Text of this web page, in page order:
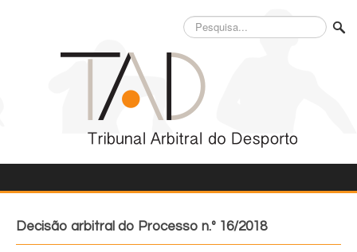
Pesquisa...
Decisão arbitral do Processo n.º 16/2018